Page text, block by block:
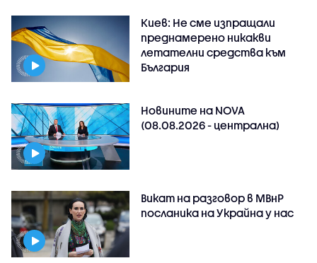
Киев: Не сме изпращали
преднамерено никакви
летателни средства към
България
Новините на NOVA
(08.08.2026 - централна)
Викат на разговор в МВнР
посланика на Украйна у нас